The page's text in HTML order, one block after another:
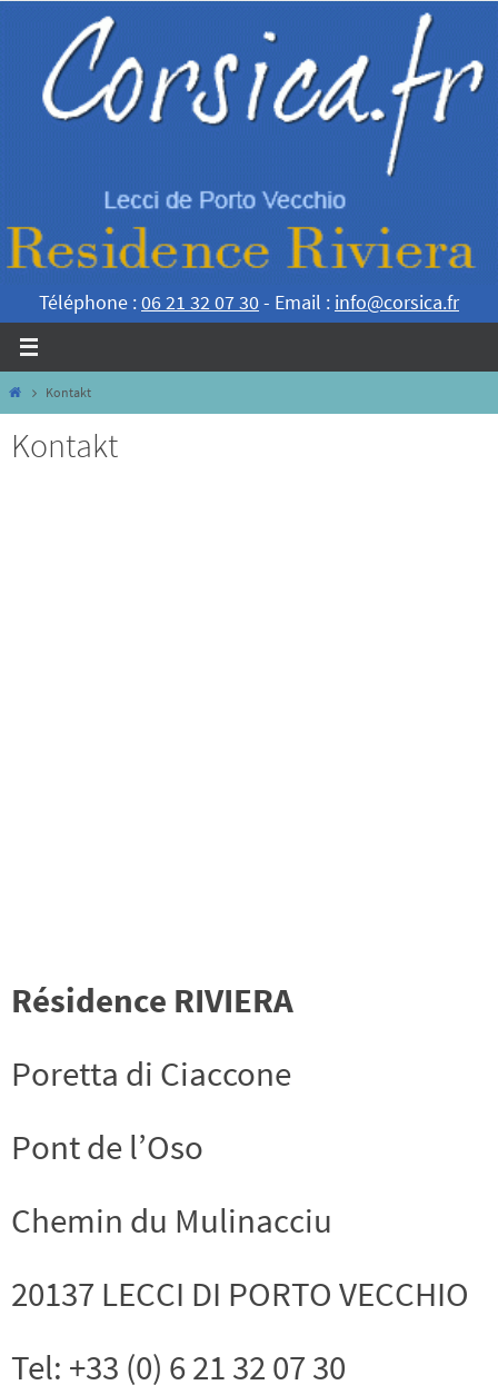
springen
Téléphone :06 21 32 07 30- Email : info@corsica.fr
HomeKontakt
Kontakt
Résidence RIVIERA
Poretta di Ciaccone
Pont de l’Oso
Chemin du Mulinacciu
20137 LECCI DI PORTO VECCHIO
Tel: +33 (0) 6 21 32 07 30